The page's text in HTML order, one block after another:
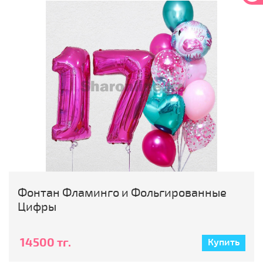
Фонтан Фламинго и Фольгированные
Цифры
14500 тг. Купить